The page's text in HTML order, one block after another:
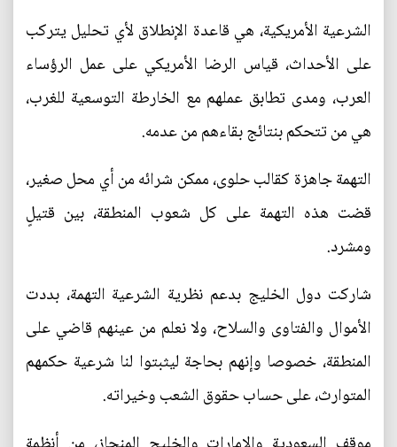
الشرعية الأمريكية، هي قاعدة الإنطلاق لأي تحليل يتركب
على الأحداث، قياس الرضا الأمريكي على عمل الرؤساء
العرب، ومدى تطابق عملهم مع الخارطة التوسعية للغرب،
هي من تتحكم بنتائج بقاءهم من عدمه.
التهمة جاهزة كقالب حلوى، ممكن شرائه من أي محل صغير،
قضت هذه التهمة على كل شعوب المنطقة، بين قتيلٍ
ومشرد.
شاركت دول الخليج بدعم نظرية الشرعية التهمة، بددت
الأموال والفتاوى والسلاح، ولا نعلم من عينهم قاضي على
المنطقة، خصوصا وإنهم بحاجة ليثبتوا لنا شرعية حكمهم
المتوارث، على حساب حقوق الشعب وخيراته.